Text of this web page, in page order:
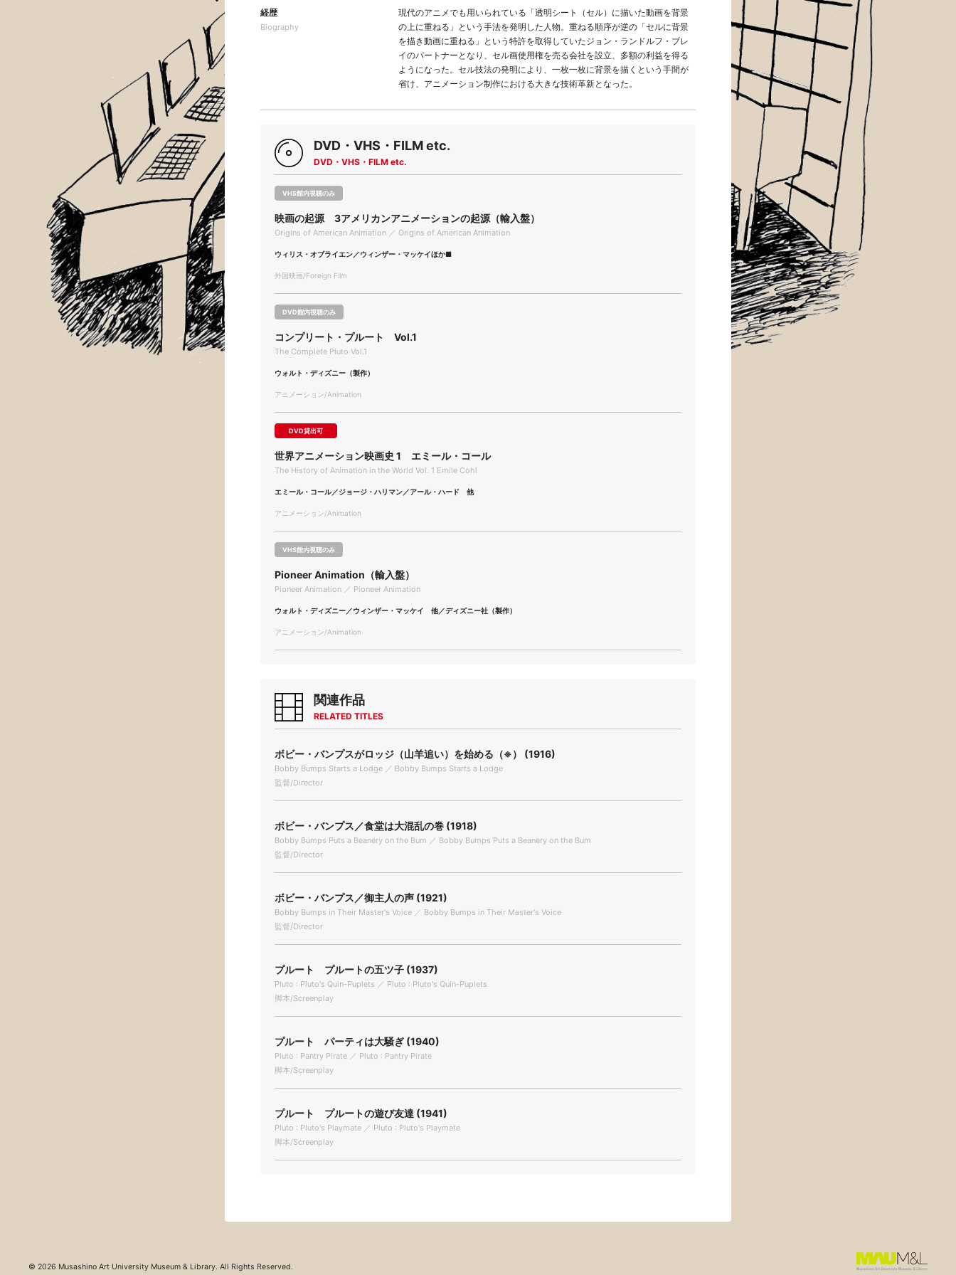
経歴
Biography
現代のアニメでも用いられている「透明シート（セル）に描いた動画を背景
の上に重ねる」という手法を発明した人物。重ねる順序が逆の「セルに背景
を描き動画に重ねる」という特許を取得していたジョン・ランドルフ・ブレ
イのパートナーとなり、セル画使用権を売る会社を設立、多額の利益を得る
ようになった。セル技法の発明により、一枚一枚に背景を描くという手間が
省け、アニメーション制作における大きな技術革新となった。
DVD・VHS・FILM etc.
DVD・VHS・FILM etc.
VHS館内視聴のみ
映画の起源 3アメリカンアニメーションの起源（輸入盤）
Origins of American Animation ／ Origins of American Animation
ウィリス・オブライエン／ウィンザー・マッケイほか■
外国映画/Foreign Film
DVD館内視聴のみ
コンプリート・プルート Vol.1
The Complete Pluto Vol.1
ウォルト・ディズニー（製作）
アニメーション/Animation
DVD貸出可
世界アニメーション映画史 1 エミール・コール
The History of Animation in the World Vol. 1 Emile Cohl
エミール・コール／ジョージ・ハリマン／アール・ハード 他
アニメーション/Animation
VHS館内視聴のみ
Pioneer Animation（輸入盤）
Pioneer Animation ／ Pioneer Animation
ウォルト・ディズニー／ウィンザー・マッケイ 他／ディズニー社（製作）
アニメーション/Animation
関連作品
RELATED TITLES
ボビー・バンプスがロッジ（山羊追い）を始める（※） (1916)
Bobby Bumps Starts a Lodge ／ Bobby Bumps Starts a Lodge
監督/Director
ボビー・バンプス／食堂は大混乱の巻 (1918)
Bobby Bumps Puts a Beanery on the Bum ／ Bobby Bumps Puts a Beanery on the Bum
監督/Director
ボビー・バンプス／御主人の声 (1921)
Bobby Bumps in Their Master's Voice ／ Bobby Bumps in Their Master's Voice
監督/Director
プルート プルートの五ツ子 (1937)
Pluto : Pluto's Quin-Puplets ／ Pluto : Pluto's Quin-Puplets
脚本/Screenplay
プルート パーティは大騒ぎ (1940)
Pluto : Pantry Pirate ／ Pluto : Pantry Pirate
脚本/Screenplay
プルート プルートの遊び友達 (1941)
Pluto : Pluto's Playmate ／ Pluto : Pluto's Playmate
脚本/Screenplay
© 2026 Musashino Art University Museum & Library. All Rights Reserved.